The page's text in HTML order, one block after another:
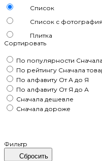
Список
Список с
Плитка
Сортировать
По популярности
По рейтингу Сначала
По алфавиту От А до Я
По алфавиту От Я до А
Сначала дешевле
Сначала дороже
Фильтр
Сбросить